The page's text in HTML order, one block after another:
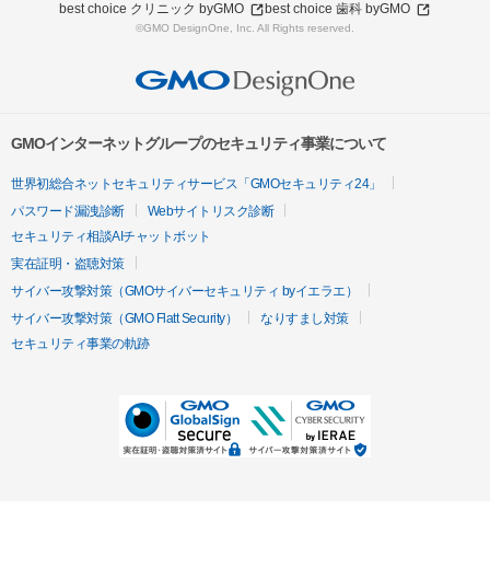
best choice クリニック byGMO
best choice 歯科 byGMO
©GMO DesignOne, Inc. All Rights reserved.
GMOインターネットグループのセキュリティ事業について
世界初総合ネットセキュリティサービス「GMOセキュリティ24」
パスワード漏洩診断
Webサイトリスク診断
セキュリティ相談AIチャットボット
実在証明・盗聴対策
サイバー攻撃対策（GMOサイバーセキュリティ byイエラエ）
サイバー攻撃対策（GMO Flatt Security）
なりすまし対策
セキュリティ事業の軌跡